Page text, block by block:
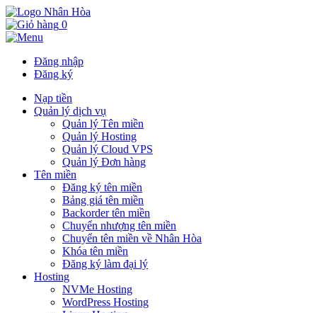
0
Đăng nhập
Đăng ký
Nạp tiền
Quản lý dịch vụ
Quản lý Tên miền
Quản lý Hosting
Quản lý Cloud VPS
Quản lý Đơn hàng
Tên miền
Đăng ký tên miền
Bảng giá tên miền
Backorder tên miền
Chuyển nhượng tên miền
Chuyển tên miền về Nhân Hòa
Khóa tên miền
Đăng ký làm đại lý
Hosting
NVMe Hosting
WordPress Hosting